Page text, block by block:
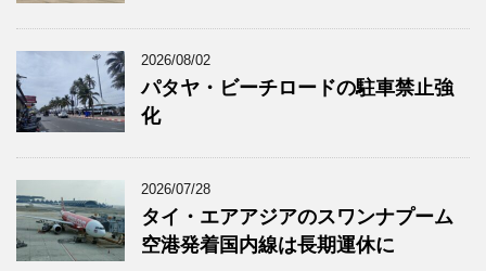
2026/08/02
パタヤ・ビーチロードの駐車禁止強
化
2026/07/28
タイ・エアアジアのスワンナプーム
空港発着国内線は長期運休に